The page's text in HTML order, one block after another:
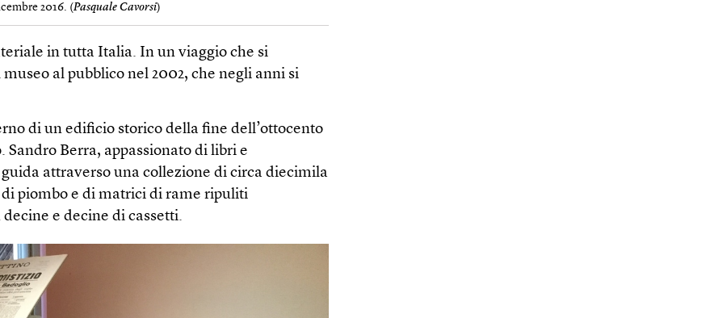
2016. (Pasquale Cavorsi)
in tutta Italia. In un viaggio che si
al pubblico nel 2002, che negli anni si
di un edificio storico della fine dell’ottocento
Sandro Berra, appassionato di libri e
attraverso una collezione di circa diecimila
piombo e di matrici di rame ripuliti
e decine di cassetti.